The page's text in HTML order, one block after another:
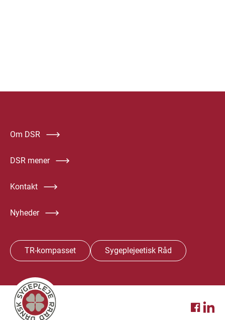
Om DSR
DSR mener
Kontakt
Nyheder
TR-kompasset Sygeplejeetisk Råd